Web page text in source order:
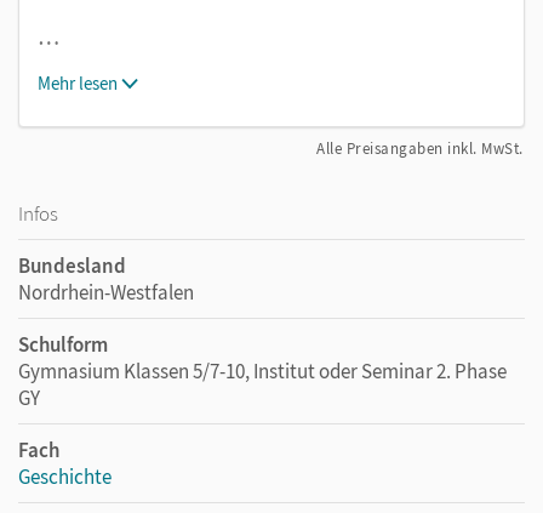
…
Mehr lesen
Alle Preisangaben inkl. MwSt.
Infos
Bundesland
Nordrhein-Westfalen
Schulform
Gymnasium Klassen 5/7-10, Institut oder Seminar 2. Phase
GY
Fach
Geschichte